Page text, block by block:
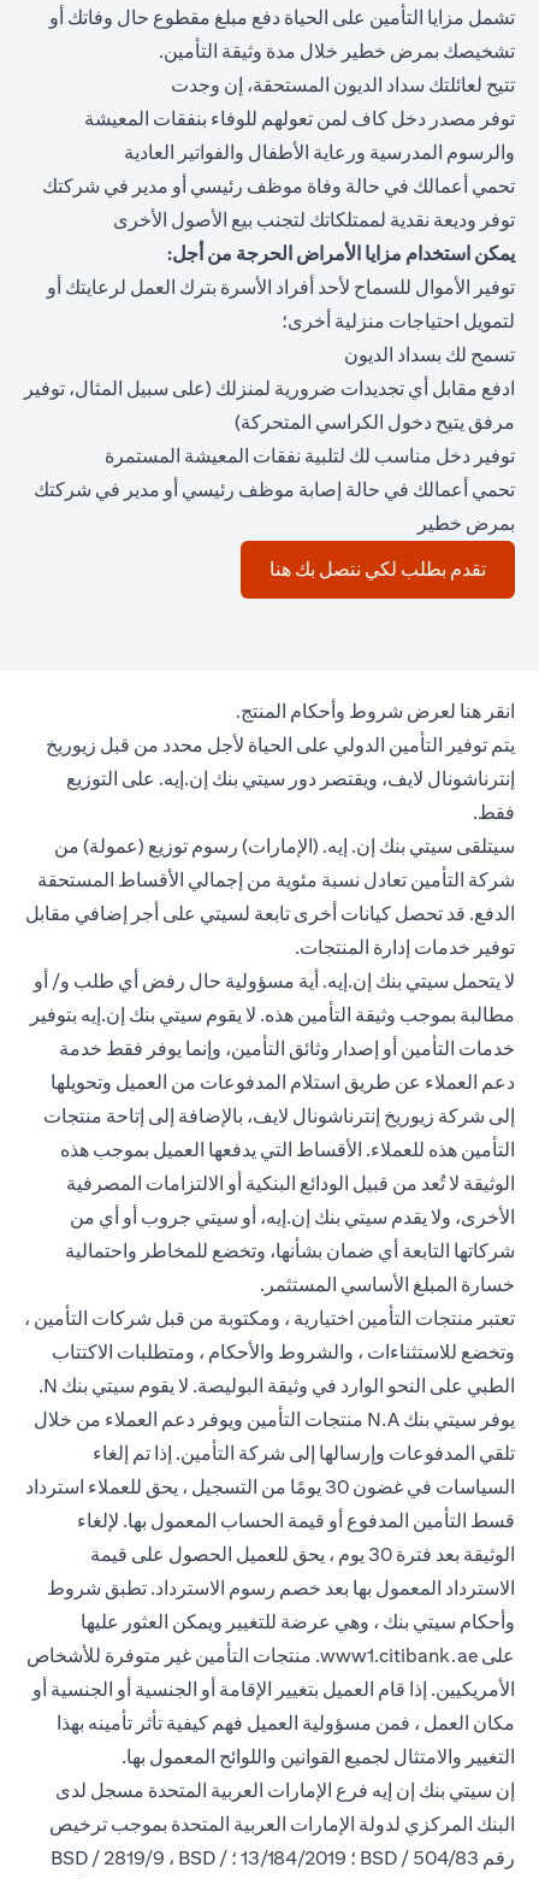
تشمل مزايا التأمين على الحياة دفع مبلغ مقطوع حال وفاتك أو
تشخيصك بمرض خطير خلال مدة وثيقة التأمين.
تتيح لعائلتك سداد الديون المستحقة، إن وجدت
توفر مصدر دخل كاف لمن تعولهم للوفاء بنفقات المعيشة
والرسوم المدرسية ورعاية الأطفال والفواتير العادية
تحمي أعمالك في حالة وفاة موظف رئيسي أو مدير في شركتك
توفر وديعة نقدية لممتلكاتك لتجنب بيع الأصول الأخرى
يمكن استخدام مزايا الأمراض الحرجة من أجل:
توفير الأموال للسماح لأحد أفراد الأسرة بترك العمل لرعايتك أو
لتمويل احتياجات منزلية أخرى؛
تسمح لك بسداد الديون
ادفع مقابل أي تجديدات ضرورية لمنزلك (على سبيل المثال، توفير
مرفق يتيح دخول الكراسي المتحركة)
توفير دخل مناسب لك لتلبية نفقات المعيشة المستمرة
تحمي أعمالك في حالة إصابة موظف رئيسي أو مدير في شركتك
بمرض خطير
تقدم بطلب لكي نتصل بك هنا
انقر هنا لعرض شروط وأحكام المنتج.
يتم توفير التأمين الدولي على الحياة لأجل محدد من قبل زيوريخ
إنترناشونال لايف، ويقتصر دور سيتي بنك إن.إيه. على التوزيع
فقط.
سيتلقى سيتي بنك إن. إيه. (الإمارات) رسوم توزيع (عمولة) من
شركة التأمين تعادل نسبة مئوية من إجمالي الأقساط المستحقة
الدفع. قد تحصل كيانات أخرى تابعة لسيتي على أجر إضافي مقابل
توفير خدمات إدارة المنتجات.
لا يتحمل سيتي بنك إن.إيه. أية مسؤولية حال رفض أي طلب و/ أو
مطالبة بموجب وثيقة التأمين هذه. لا يقوم سيتي بنك إن.إيه بتوفير
خدمات التأمين أو إصدار وثائق التأمين، وإنما يوفر فقط خدمة
دعم العملاء عن طريق استلام المدفوعات من العميل وتحويلها
إلى شركة زيوريخ إنترناشونال لايف، بالإضافة إلى إتاحة منتجات
التأمين هذه للعملاء. الأقساط التي يدفعها العميل بموجب هذه
الوثيقة لا تُعد من قبيل الودائع البنكية أو الالتزامات المصرفية
الأخرى، ولا يقدم سيتي بنك إن.إيه، أو سيتي جروب أو أي من
شركاتها التابعة أي ضمان بشأنها، وتخضع للمخاطر واحتمالية
خسارة المبلغ الأساسي المستثمر.
تعتبر منتجات التأمين اختيارية ، ومكتوبة من قبل شركات التأمين ،
وتخضع للاستثناءات ، والشروط والأحكام ، ومتطلبات الاكتتاب
الطبي على النحو الوارد في وثيقة البوليصة. لا يقوم سيتي بنك N.
يوفر سيتي بنك N.A منتجات التأمين ويوفر دعم العملاء من خلال
تلقي المدفوعات وإرسالها إلى شركة التأمين. إذا تم إلغاء
السياسات في غضون 30 يومًا من التسجيل ، يحق للعملاء استرداد
قسط التأمين المدفوع أو قيمة الحساب المعمول بها. لإلغاء
الوثيقة بعد فترة 30 يوم ، يحق للعميل الحصول على قيمة
الاسترداد المعمول بها بعد خصم رسوم الاسترداد. تطبق شروط
وأحكام سيتي بنك ، وهي عرضة للتغيير ويمكن العثور عليها
على www1.citibank.ae
(opens in a new tab). منتجات التأمين غير متوفرة للأشخاص
الأمريكيين. إذا قام العميل بتغيير الإقامة أو الجنسية أو الجنسية أو
مكان العمل ، فمن مسؤولية العميل فهم كيفية تأثر تأمينه بهذا
التغيير والامتثال لجميع القوانين واللوائح المعمول بها.
إن سيتي بنك إن إيه فرع الإمارات العربية المتحدة مسجل لدى
البنك المركزي لدولة الإمارات العربية المتحدة بموجب ترخيص
رقم BSD / 504/83 ؛ 13/184/2019 ؛ BSD / 2819/9 ، BSD /